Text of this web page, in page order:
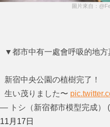
圖片來自：
▼都市中有一處會呼吸的地方
新宿中央公園の植樹完了！
生い茂りました〜
— トシ（新宿都市模型完成）
11月17日